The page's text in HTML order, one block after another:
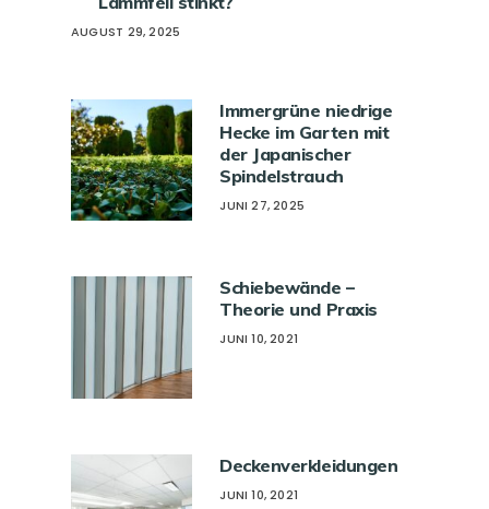
AUGUST 29, 2025
Immergrüne niedrige
Hecke im Garten mit
der Japanischer
Spindelstrauch
JUNI 27, 2025
Schiebewände –
Theorie und Praxis
JUNI 10, 2021
Deckenverkleidungen
JUNI 10, 2021